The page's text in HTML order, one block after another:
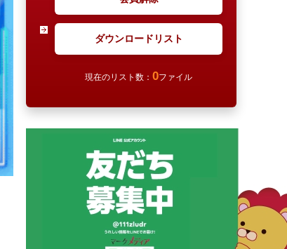
ダウンロードリスト
現在のリスト数： 0ファイル